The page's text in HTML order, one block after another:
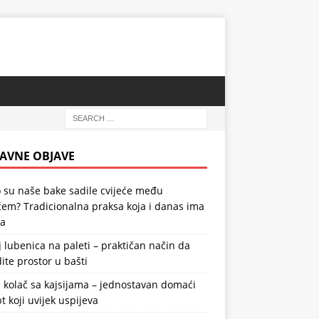
OBJAVE
su naše bake sadile cvijeće među
Tradicionalna praksa koja i danas ima
lubenica na paleti – praktičan način da
prostor u bašti
kolač sa kajsijama – jednostavan domaći
koji uvijek uspijeva